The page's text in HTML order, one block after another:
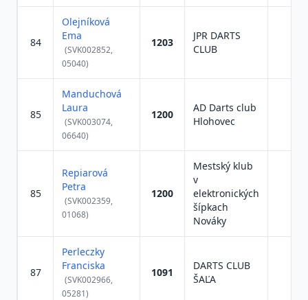
84
Olejníková
Ema
(SVK002852,
05040)
1203
JPR DARTS
CLUB
85
Manduchová
Laura
(SVK003074,
06640)
1200
AD Darts club
Hlohovec
85
Repiarová
Petra
(SVK002359,
01068)
1200
Mestský klub
v
elektronických
šípkach
Nováky
87
Perleczky
Franciska
(SVK002966,
05281)
1091
DARTS CLUB
ŠAĽA